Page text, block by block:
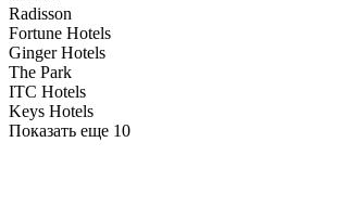
Radisson
Fortune Hotels
Ginger Hotels
The Park
ITC Hotels
Keys Hotels
Показать еще 10